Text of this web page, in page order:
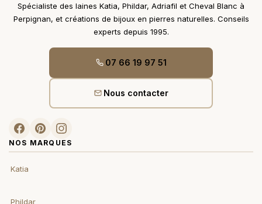
Spécialiste des laines Katia, Phildar, Adriafil et Cheval Blanc à
Perpignan, et créations de bijoux en pierres naturelles. Conseils
experts depuis 1995.
07 66 19 97 51
Nous contacter
NOS MARQUES
Katia
Phildar